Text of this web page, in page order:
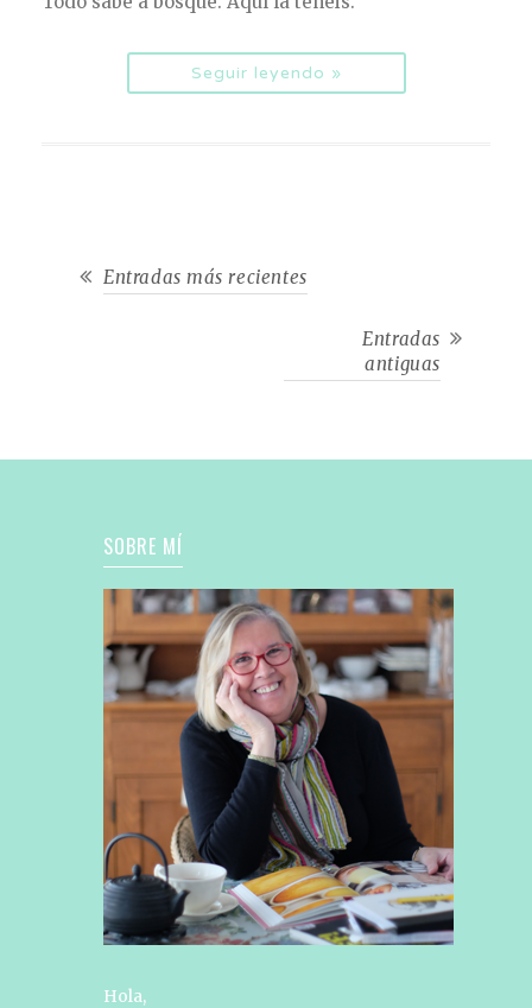
Seguir leyendo »
Entradas más recientes
Entradas
antiguas
SOBRE MÍ
Hola,